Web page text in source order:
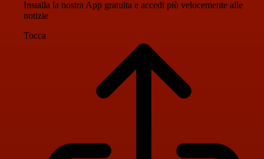
Installa la nostra App gratuita e accedi più velocemente alle
notizie
Tocca